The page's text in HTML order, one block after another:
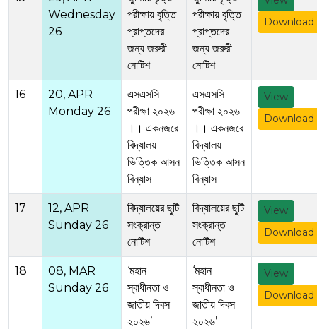
Wednesday
26
পরীক্ষায় বৃত্তি
প্রাপ্তদের
জন্য জরুরী
নোটিশ
পরীক্ষায় বৃত্তি
প্রাপ্তদের
জন্য জরুরী
নোটিশ
Download
16
20, APR
Monday 26
এসএসসি
পরীক্ষা ২০২৬
।। একনজরে
বিদ্যালয়
ভিত্তিক আসন
বিন্যাস
এসএসসি
পরীক্ষা ২০২৬
।। একনজরে
বিদ্যালয়
ভিত্তিক আসন
বিন্যাস
View
Download
17
12, APR
Sunday 26
বিদ্যালয়ের ছুটি
সংক্রান্ত
নোটিশ
বিদ্যালয়ের ছুটি
সংক্রান্ত
নোটিশ
View
Download
18
08, MAR
Sunday 26
‘মহান
স্বাধীনতা ও
জাতীয় দিবস
২০২৬’
‘মহান
স্বাধীনতা ও
জাতীয় দিবস
২০২৬’
View
Download